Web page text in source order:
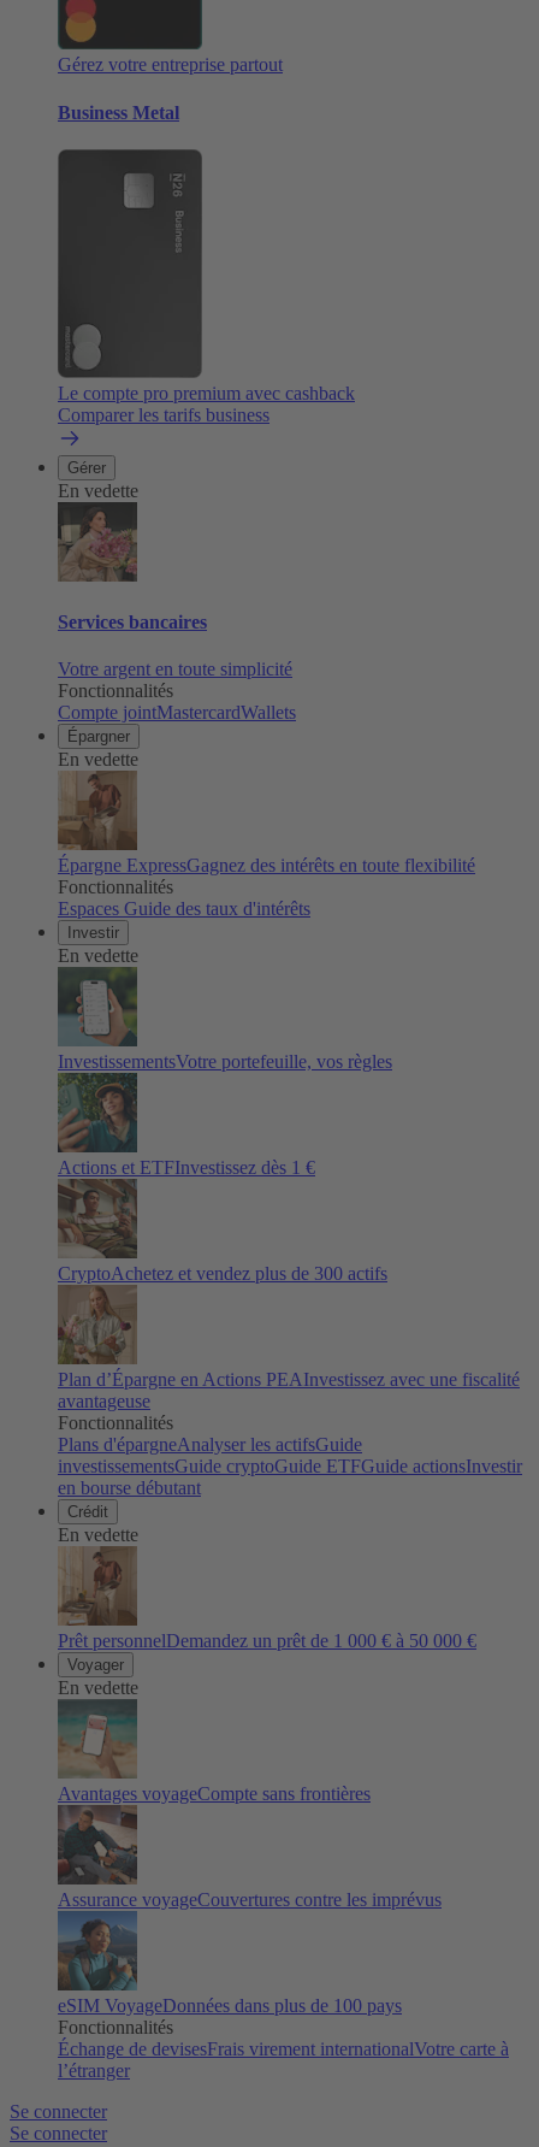
Gérez votre entreprise partout
Business Metal
Le compte pro premium avec cashback
Comparer les tarifs business
Gérer
En vedette
Services bancaires
Votre argent en toute simplicité
Fonctionnalités
Compte jointMastercardWallets
Épargner
En vedette
Épargne ExpressGagnez des intérêts en toute flexibilité
Fonctionnalités
Espaces Guide des taux d'intérêts
Investir
En vedette
InvestissementsVotre portefeuille, vos règles
Actions et ETFInvestissez dès 1 €
CryptoAchetez et vendez plus de 300 actifs
Plan d’Épargne en Actions PEAInvestissez avec une fiscalité
avantageuse
Fonctionnalités
Plans d'épargneAnalyser les actifsGuide
investissementsGuide cryptoGuide ETFGuide actionsInvestir
en bourse débutant
Crédit
En vedette
Prêt personnelDemandez un prêt de 1 000 € à 50 000 €
Voyager
En vedette
Avantages voyageCompte sans frontières
Assurance voyageCouvertures contre les imprévus
eSIM VoyageDonnées dans plus de 100 pays
Fonctionnalités
Échange de devisesFrais virement internationalVotre carte à
l’étranger
Se connecter
Se connecter